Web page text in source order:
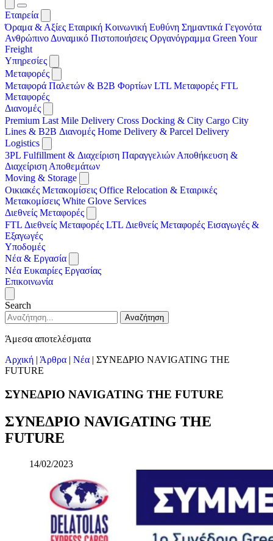
Εταιρεία
Όραμα & Αξίες Εταιρική Κοινωνική Ευθύνη Σημαντικά Γεγονότα
Ανθρώπινο Δυναμικό Πιστοποιήσεις Οργανόγραμμα Green Your
Freight
Υπηρεσίες
Μεταφορές
Μεταφορά Παλετών & B2B Φορτίων LTL Μεταφορές FTL
Μεταφορές
Διανομές
Premium Last Mile Delivery Cross Docking & City Cargo City
Lines & B2B Διανομές Home Delivery & Parcel Delivery
Logistics
3PL Fulfillment & Διαχείριση Παραγγελιών Αποθήκευση &
Διαχείριση Αποθεμάτων
Moving & Storage
Οικιακές Μετακομίσεις Office Relocation & Εταιρικές
Μετακομίσεις White Glove Services
Διεθνείς Μεταφορές
FTL Διεθνείς Μεταφορές LTL Διεθνείς Μεταφορές Εισαγωγές &
Εξαγωγές
Υποδομές
Νέα & Εργασία
Νέα Ευκαιρίες Εργασίας
Επικοινωνία
Search
Αναζήτηση
Άμεσα αποτελέσματα
Αρχική | Άρθρα | Νέα | ΣΥΝΕΔΡΙΟ NAVIGATING THE
FUTURE
ΣΥΝΕΔΡΙΟ NAVIGATING THE FUTURE
ΣΥΝΕΔΡΙΟ NAVIGATING THE
FUTURE
14/02/2023